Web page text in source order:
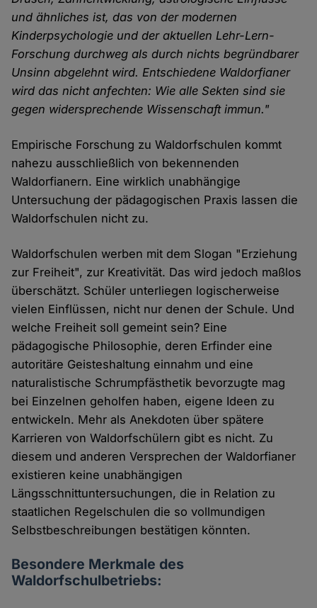
und ähnliches ist, das von der modernen
Kinderpsychologie und der aktuellen Lehr-Lern-
Forschung durchweg als durch nichts begründbarer
Unsinn abgelehnt wird. Entschiedene Waldorfianer
wird das nicht anfechten: Wie alle Sekten sind sie
gegen widersprechende Wissenschaft immun."
Empirische Forschung zu Waldorfschulen kommt
nahezu ausschließlich von bekennenden
Waldorfianern. Eine wirklich unabhängige
Untersuchung der pädagogischen Praxis lassen die
Waldorfschulen nicht zu.
Waldorfschulen werben mit dem Slogan "Erziehung
zur Freiheit", zur Kreativität. Das wird jedoch maßlos
überschätzt. Schüler unterliegen logischerweise
vielen Einflüssen, nicht nur denen der Schule. Und
welche Freiheit soll gemeint sein? Eine
pädagogische Philosophie, deren Erfinder eine
autoritäre Geisteshaltung einnahm und eine
naturalistische Schrumpfästhetik bevorzugte mag
bei Einzelnen geholfen haben, eigene Ideen zu
entwickeln. Mehr als Anekdoten über spätere
Karrieren von Waldorfschülern gibt es nicht. Zu
diesem und anderen Versprechen der Waldorfianer
existieren keine unabhängigen
Längsschnittuntersuchungen, die in Relation zu
staatlichen Regelschulen die so vollmundigen
Selbstbeschreibungen bestätigen könnten.
Besondere Merkmale des
Waldorfschulbetriebs: